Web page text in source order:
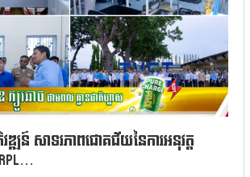
ឌ្ឍន៍ សាទរភាពជោគជ័យនៃការអនុវត្ត